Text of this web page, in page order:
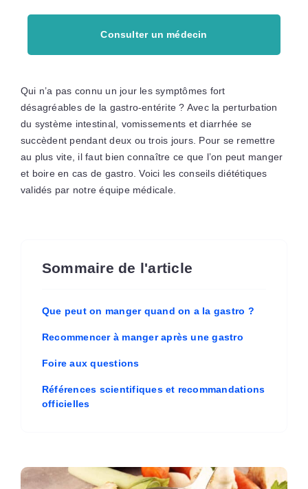
Consulter un médecin
Qui n’a pas connu un jour les symptômes fort
désagréables de la gastro-entérite ? Avec la perturbation
du système intestinal, vomissements et diarrhée se
succèdent pendant deux ou trois jours. Pour se remettre
au plus vite, il faut bien connaître ce que l’on peut manger
et boire en cas de gastro. Voici les conseils diététiques
validés par notre équipe médicale.
Sommaire de l'article
Que peut on manger quand on a la gastro ?
Recommencer à manger après une gastro
Foire aux questions
Références scientifiques et recommandations
officielles